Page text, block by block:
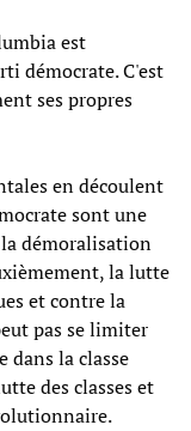
est
démocrate. C'est
ses propres
en découlent
sont une
démoralisation
la lutte
et contre la
pas se limiter
dans la classe
des classes et